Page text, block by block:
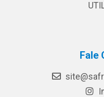
Fale